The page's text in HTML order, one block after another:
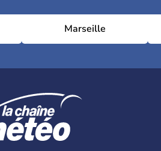
Marseille